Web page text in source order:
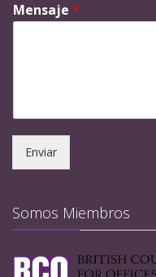
Mensaje *
Enviar
Somos Miembros